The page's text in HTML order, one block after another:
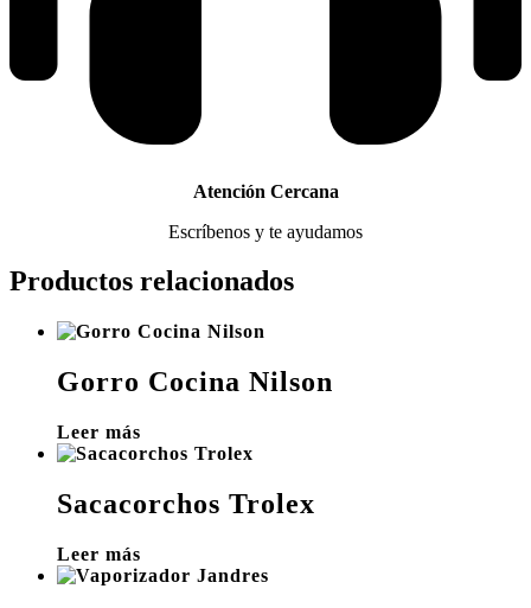
Atención Cercana
Escríbenos y te ayudamos
Productos relacionados
Gorro Cocina Nilson
Leer más
Sacacorchos Trolex
Leer más